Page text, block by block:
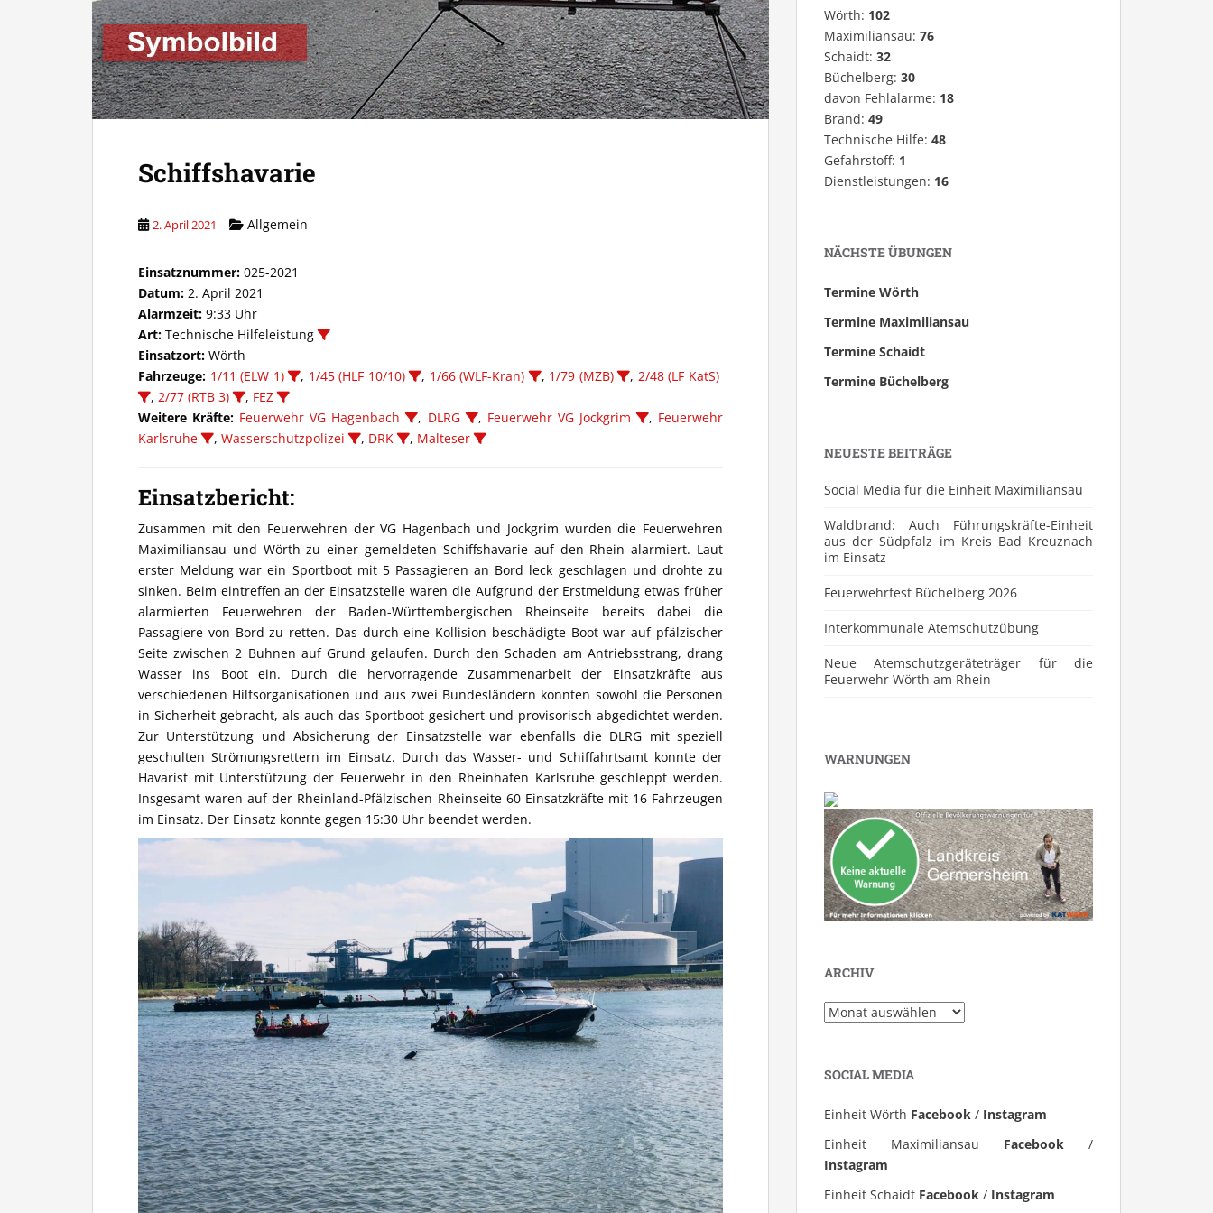
Schiffshavarie
2. April 2021 Allgemein
Einsatznummer: 025-2021
Datum: 2. April 2021
Alarmzeit: 9:33 Uhr
Art: Technische Hilfeleistung
Einsatzort: Wörth
Fahrzeuge: 1/11 (ELW 1) , 1/45 (HLF 10/10) , 1/66 (WLF-Kran) , 1/79 (MZB) , 2/48 (LF KatS)
, 2/77 (RTB 3) , FEZ
Weitere Kräfte: Feuerwehr VG Hagenbach , DLRG , Feuerwehr VG Jockgrim , Feuerwehr
Karlsruhe
, Wasserschutzpolizei , DRK , Malteser
Einsatzbericht:
Zusammen mit den Feuerwehren der VG Hagenbach und Jockgrim wurden die Feuerwehren
Maximiliansau und Wörth zu einer gemeldeten Schiffshavarie auf den Rhein alarmiert. Laut
erster Meldung war ein Sportboot mit 5 Passagieren an Bord leck geschlagen und drohte zu
sinken. Beim eintreffen an der Einsatzstelle waren die Aufgrund der Erstmeldung etwas früher
alarmierten Feuerwehren der Baden-Württembergischen Rheinseite bereits dabei die
Passagiere von Bord zu retten. Das durch eine Kollision beschädigte Boot war auf pfälzischer
Seite zwischen 2 Buhnen auf Grund gelaufen. Durch den Schaden am Antriebsstrang, drang
Wasser ins Boot ein. Durch die hervorragende Zusammenarbeit der Einsatzkräfte aus
verschiedenen Hilfsorganisationen und aus zwei Bundesländern konnten sowohl die Personen
in Sicherheit gebracht, als auch das Sportboot gesichert und provisorisch abgedichtet werden.
Zur Unterstützung und Absicherung der Einsatzstelle war ebenfalls die DLRG mit speziell
geschulten Strömungsrettern im Einsatz. Durch das Wasser- und Schiffahrtsamt konnte der
Havarist mit Unterstützung der Feuerwehr in den Rheinhafen Karlsruhe geschleppt werden.
Insgesamt waren auf der Rheinland-Pfälzischen Rheinseite 60 Einsatzkräfte mit 16 Fahrzeugen
im Einsatz. Der Einsatz konnte gegen 15:30 Uhr beendet werden.
Wörth: 102
Maximiliansau: 76
Schaidt: 32
Büchelberg: 30
davon Fehlalarme: 18
Brand: 49
Technische Hilfe: 48
Gefahrstoff: 1
Dienstleistungen: 16
NÄCHSTE ÜBUNGEN
Termine Wörth
Termine Maximiliansau
Termine Schaidt
Termine Büchelberg
NEUESTE BEITRÄGE
Social Media für die Einheit Maximiliansau
Waldbrand: Auch Führungskräfte-Einheit
aus der Südpfalz im Kreis Bad Kreuznach
im Einsatz
Feuerwehrfest Büchelberg 2026
⁠Interkommunale Atemschutzübung
Neue Atemschutzgeräteträger für die
Feuerwehr Wörth am Rhein
WARNUNGEN
ARCHIV
Archiv
SOCIAL MEDIA
Einheit Wörth Facebook / Instagram
Einheit Maximiliansau Facebook /
Instagram
Einheit Schaidt Facebook / Instagram